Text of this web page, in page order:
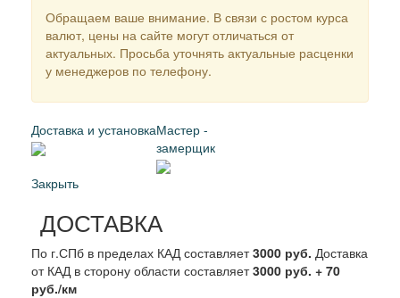
Обращаем ваше внимание. В связи с ростом курса
валют, цены на сайте могут отличаться от
актуальных. Просьба уточнять актуальные расценки
у менеджеров по телефону.
Доставка и установкаМастер -
замерщик
Закрыть
ДОСТАВКА
По г.СПб в пределах КАД составляет3000 руб. Доставка
от КАД в сторону области составляет3000 руб. + 70
руб./км